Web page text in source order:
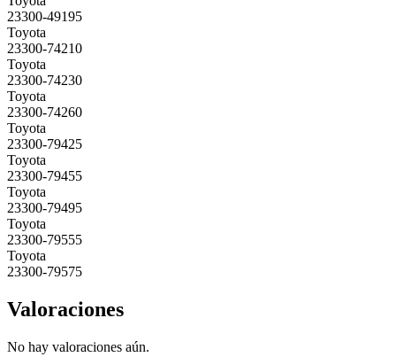
23300-49195
Toyota
23300-74210
Toyota
23300-74230
Toyota
23300-74260
Toyota
23300-79425
Toyota
23300-79455
Toyota
23300-79495
Toyota
23300-79555
Toyota
23300-79575
Valoraciones
No hay valoraciones aún.